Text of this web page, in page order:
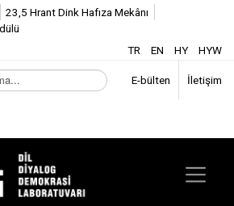
23,5 Hrant Dink Hafıza Mekânı
TR
EN HY HYW
E-bülten İletişim